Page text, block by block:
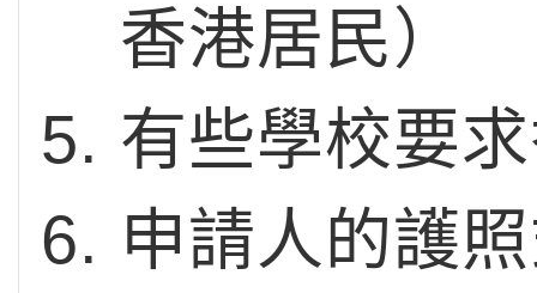
香港居民）
有些學校要
申請人的護